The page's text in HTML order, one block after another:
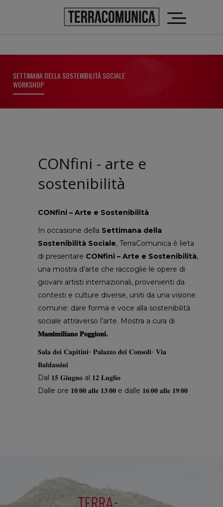
SETTIMANA DELLA SOSTENIBILITÀ SOCIALE
WORKSHOP
CONfini - arte e
sostenibilità
CONfini – Arte e Sostenibilità
In occasione della Settimana della
Sostenibilità Sociale, TerraComunica è lieta
di presentare CONfini – Arte e Sostenibilità,
una mostra d’arte che raccoglie le opere di
giovani artisti internazionali, provenienti da
contesti e culture diverse, uniti da una visione
comune: dare forma e voce alla sostenibilità
sociale attraverso l’arte. Mostra a cura di
𝐌𝐚𝐬𝐬𝐢𝐦𝐢𝐥𝐢𝐚𝐧𝐨 𝐏𝐨𝐠𝐠𝐢𝐨𝐧𝐢.
𝐒𝐚𝐥𝐚 𝐝𝐞𝐢 𝐂𝐚𝐩𝐢𝐭𝐢𝐧𝐢- 𝐏𝐚𝐥𝐚𝐳𝐳𝐨 𝐝𝐞𝐢 𝐂𝐨𝐧𝐬𝐨𝐥𝐢- 𝐕𝐢𝐚
𝐁𝐚𝐥𝐝𝐚𝐬𝐬𝐢𝐧𝐢
Dal 𝟏𝟓 𝐆𝐢𝐮𝐠𝐧𝐨 al 𝟏𝟐 𝐋𝐮𝐠𝐥𝐢𝐨
Dalle ore 𝟏𝟎:𝟎𝟎 𝐚𝐥𝐥𝐞 𝟏𝟑:𝟎𝟎 e dalle 𝟏𝟔:𝟎𝟎 𝐚𝐥𝐥𝐞 𝟏𝟗:𝟎𝟎